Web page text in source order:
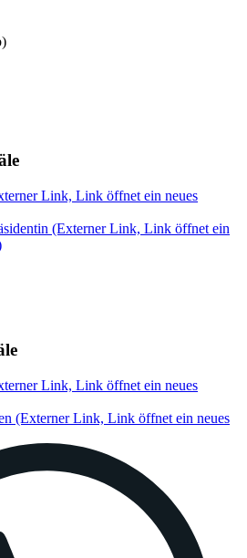
Link, Link öffnet ein neues
(Externer Link, Link öffnet ein
Link, Link öffnet ein neues
(Externer Link, Link öffnet ein neues